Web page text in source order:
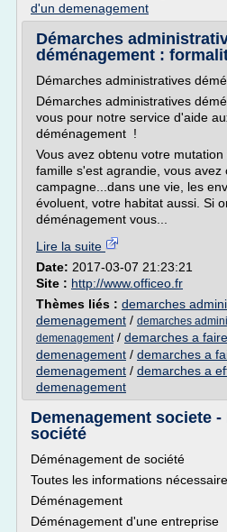
d'un demenagement
Démarches
déménagement :
Démarches administratives
Démarches administratives
vous pour notre service d'aide
déménagement !
Vous avez obtenu votre
famille s'est agrandie, vous avez
campagne...dans une vie, les
évoluent, votre habitat aussi. Si
déménagement vous...
Lire la suite
Date: 2017-03-07 21:23:21
Site : http://www.officeo.fr
Thèmes liés : demarches
demenagement / demarches
demenagement/ demarches a
demenagement / demarches a
demenagement / demarches a
demenagement
Demenagement societe
société
Déménagement de société
Toutes les informations
Déménagement
Déménagement d'une entreprise